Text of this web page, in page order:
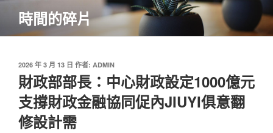
主
時間的碎片
發
佈
於
2026 年 3 月 13 日 作者: ADMIN
財政部部長：中心財政設定1000億元
支撐財政金融協同促內JIUYI俱意翻
修設計需